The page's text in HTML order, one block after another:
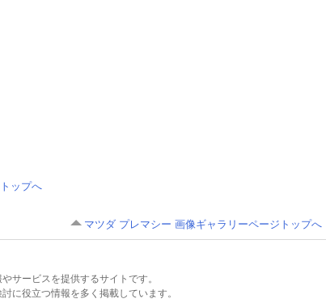
ップへ
マツダ プレマシー 画像ギャラリーページトップへ
サービスを提供するサイトです。
に役立つ情報を多く掲載しています。